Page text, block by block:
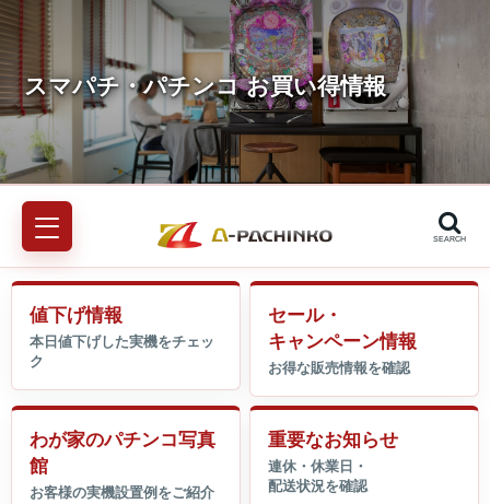
SEARCH
値下げ情報
セール・
キャンペーン情報
わが家のパチンコ写真
館
重要なお知らせ